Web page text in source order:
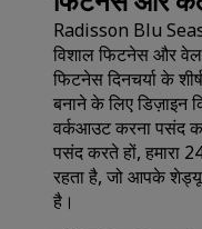
Radisson Blu
विशाल फिटनेस और
फिटनेस दिनचर्या के
बनाने के लिए डिज़ाइन
वर्कआउट करना पसंद
पसंद करते हों, हमारा
रहता है, जो आपके
है।